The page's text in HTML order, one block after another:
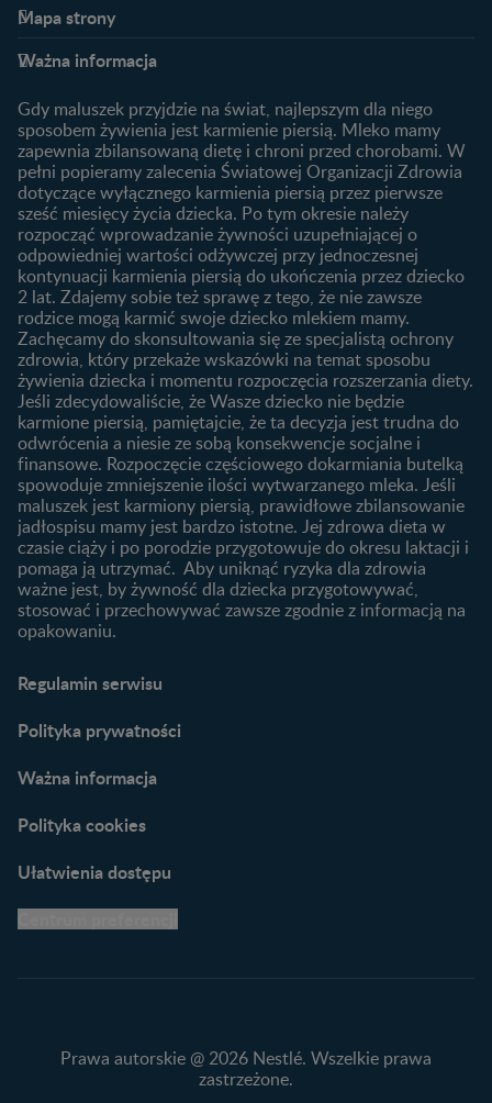
Kontakt
FAQ
Produkty
Wyszukiwarka produktów
Nasze marki
Mapa strony​
Plamienie implantacyjne –
Jak zaplanować płeć
dziecka?
Jak rozpoznać dni płodne?
Badania przed ciążą
Planowanie urlopu
macierzyńskiego
1. trymestr ciąży
2. trymestr ciąży
3. trymestr ciąży
Rozwój dziecka
Kalendarz rozwoju dziecka
Skoki rozwojowe
Ząbkowanie u niemowląt
Żywienie dziecka
10 sposobów jak poprawić
laktację
Jakie mleko następne
wybrać dla dziecka?
Jak rozszerzać dietę
niemowlaka?
Przydatne materiały dla
rodziców
Poradniki dla rodziców
Karty do zdjęć dla
Maluszka
Materiały do pobrania
Narzędzia dla rodziców
praktyczne wskazówki
Ważna informacja
Gdy maluszek przyjdzie na świat, najlepszym dla niego
sposobem żywienia jest karmienie piersią. Mleko mamy
zapewnia zbilansowaną dietę i chroni przed chorobami. W
pełni popieramy zalecenia Światowej Organizacji Zdrowia
dotyczące wyłącznego karmienia piersią przez pierwsze
sześć miesięcy życia dziecka. Po tym okresie należy
rozpocząć wprowadzanie żywności uzupełniającej o
odpowiedniej wartości odżywczej przy jednoczesnej
kontynuacji karmienia piersią do ukończenia przez dziecko
2 lat. Zdajemy sobie też sprawę z tego, że nie zawsze
rodzice mogą karmić swoje dziecko mlekiem mamy.
Zachęcamy do skonsultowania się ze specjalistą ochrony
zdrowia, który przekaże wskazówki na temat sposobu
żywienia dziecka i momentu rozpoczęcia rozszerzania diety.
Jeśli zdecydowaliście, że Wasze dziecko nie będzie
karmione piersią, pamiętajcie, że ta decyzja jest trudna do
odwrócenia a niesie ze sobą konsekwencje socjalne i
finansowe. Rozpoczęcie częściowego dokarmiania butelką
spowoduje zmniejszenie ilości wytwarzanego mleka. Jeśli
maluszek jest karmiony piersią, prawidłowe zbilansowanie
jadłospisu mamy jest bardzo istotne. Jej zdrowa dieta w
czasie ciąży i po porodzie przygotowuje do okresu laktacji i
pomaga ją utrzymać. Aby uniknąć ryzyka dla zdrowia
ważne jest, by żywność dla dziecka przygotowywać,
stosować i przechowywać zawsze zgodnie z informacją na
opakowaniu.
Regulamin serwisu
Polityka prywatności
Ważna informacja
Polityka cookies
Ułatwienia dostępu
Prawa autorskie @ 2026 Nestlé. Wszelkie prawa
zastrzeżone.